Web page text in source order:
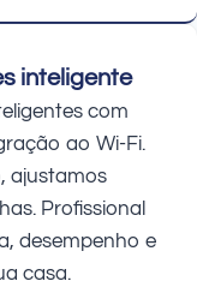
inteligente
com
ao Wi-Fi.
ajustamos
Profissional
desempenho e
casa.